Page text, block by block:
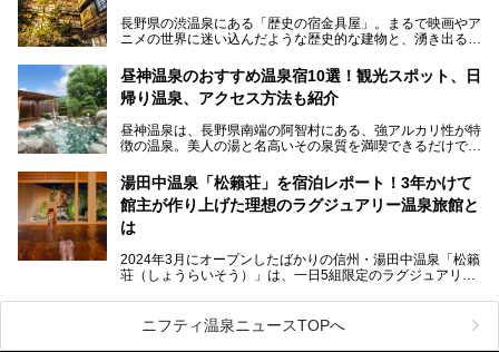
長野県の渋温泉にある「歴史の宿金具屋」。まるで映画やア
ニメの世界に迷い込んだような歴史的な建物と、湧き出る温
を隅々まで楽しみたいですよね。この記事では、金具屋での
滞在を最高の思い出にするための「楽しみ方」を徹底的にご
紹介します！
昼神温泉のおすすめ温泉宿10選！観光スポット、日
帰り温泉、アクセス方法も紹介
昼神温泉は、長野県南端の阿智村にある、強アルカリ性が特
徴の温泉。美人の湯と名高いその泉質を満喫できるだけでな
昼神温泉では、朝市などの観光スポットや、信州名物のおや
きを楽しめるグルメスポットなど、観光を楽しむにはぴった
りの場所が豊富にあります。
この記事では、昼神温泉での滞在を充実させる宿泊施設や日
帰り温泉、見どころ満載の観光・グルメスポットに加え、ア
クセス方法も順に紹介します。
湯田中温泉「松籟荘」を宿泊レポート！3年かけて
館主が作り上げた理想のラグジュアリー温泉旅館と
は
2024年3月にオープンしたばかりの信州・湯田中温泉「松籟
荘（しょうらいそう）」は、一日5組限定のラグジュアリー
ライベートに楽しめる非日常感が味わえます。また宿泊者は
道向かいの「よろづや」の大浴場「桃山風呂」や共同浴場の
「湯田中大湯」も利用ができます。
ニフティ温泉ニュースTOPへ